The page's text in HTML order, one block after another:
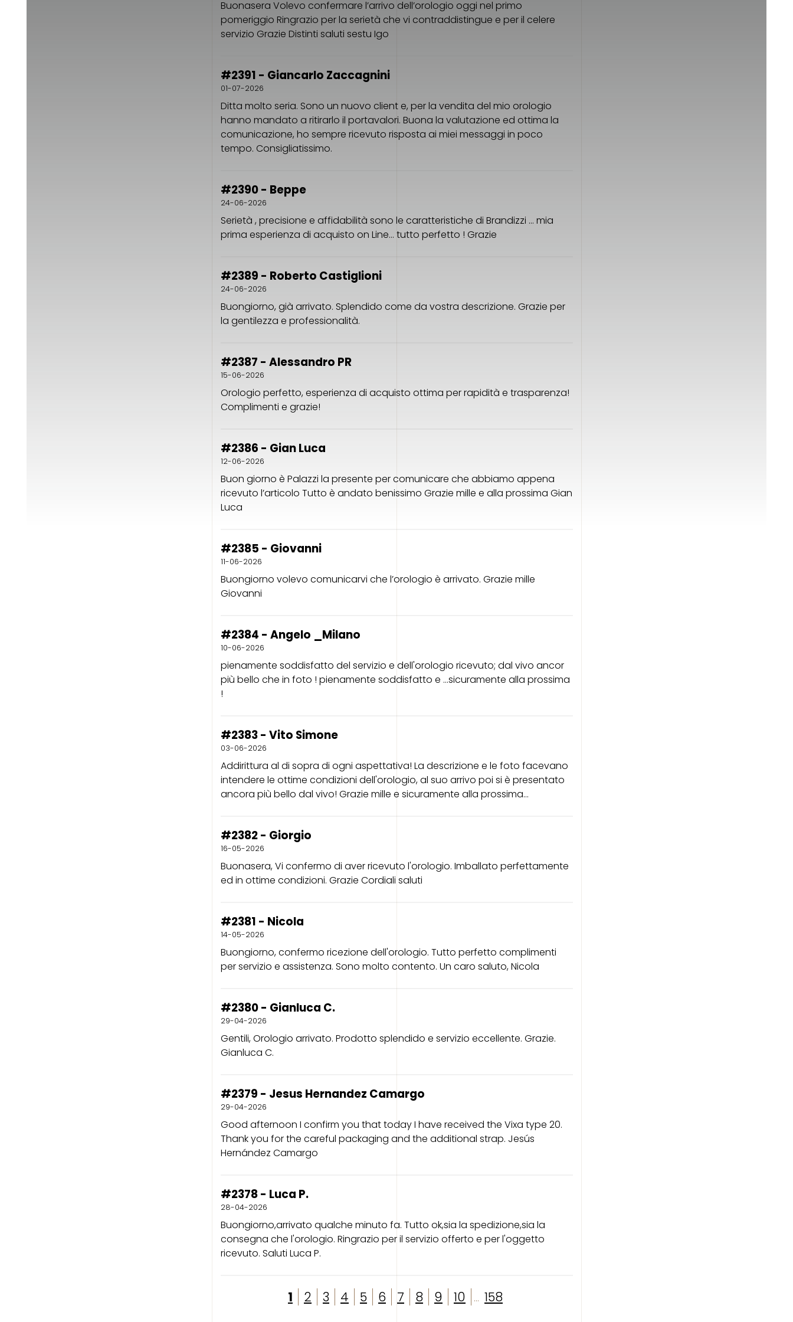
Buonasera Volevo confermare l’arrivo dell’orologio oggi nel primo
pomeriggio Ringrazio per la serietà che vi contraddistingue e per il celere
servizio Grazie Distinti saluti sestu Igo
#2391 - Giancarlo Zaccagnini
01-07-2026
Ditta molto seria. Sono un nuovo client e, per la vendita del mio orologio
hanno mandato a ritirarlo il portavalori. Buona la valutazione ed ottima la
comunicazione, ho sempre ricevuto risposta ai miei messaggi in poco
tempo. Consigliatissimo.
#2390 - Beppe
24-06-2026
Serietà , precisione e affidabilità sono le caratteristiche di Brandizzi … mia
prima esperienza di acquisto on Line… tutto perfetto ! Grazie
#2389 - Roberto Castiglioni
24-06-2026
Buongiorno, già arrivato. Splendido come da vostra descrizione. Grazie per
la gentilezza e professionalità.
#2387 - Alessandro PR
15-06-2026
Orologio perfetto, esperienza di acquisto ottima per rapidità e trasparenza!
Complimenti e grazie!
#2386 - Gian Luca
12-06-2026
Buon giorno è Palazzi la presente per comunicare che abbiamo appena
ricevuto l’articolo Tutto è andato benissimo Grazie mille e alla prossima Gian
Luca
#2385 - Giovanni
11-06-2026
Buongiorno volevo comunicarvi che l’orologio è arrivato. Grazie mille
Giovanni
#2384 - Angelo _Milano
10-06-2026
pienamente soddisfatto del servizio e dell'orologio ricevuto; dal vivo ancor
più bello che in foto ! pienamente soddisfatto e ...sicuramente alla prossima
!
#2383 - Vito Simone
03-06-2026
Addirittura al di sopra di ogni aspettativa! La descrizione e le foto facevano
intendere le ottime condizioni dell'orologio, al suo arrivo poi si è presentato
ancora più bello dal vivo! Grazie mille e sicuramente alla prossima...
#2382 - Giorgio
16-05-2026
Buonasera, Vi confermo di aver ricevuto l'orologio. Imballato perfettamente
ed in ottime condizioni. Grazie Cordiali saluti
#2381 - Nicola
14-05-2026
Buongiorno, confermo ricezione dell'orologio. Tutto perfetto complimenti
per servizio e assistenza. Sono molto contento. Un caro saluto, Nicola
#2380 - Gianluca C.
29-04-2026
Gentili, Orologio arrivato. Prodotto splendido e servizio eccellente. Grazie.
Gianluca C.
#2379 - Jesus Hernandez Camargo
29-04-2026
Good afternoon I confirm you that today I have received the Vixa type 20.
Thank you for the careful packaging and the additional strap. Jesús
Hernández Camargo
#2378 - Luca P.
28-04-2026
Buongiorno,arrivato qualche minuto fa. Tutto ok,sia la spedizione,sia la
consegna che l'orologio. Ringrazio per il servizio offerto e per l'oggetto
ricevuto. Saluti Luca P.
1 2 3 4 5 6 7 8 9 10 ... 158